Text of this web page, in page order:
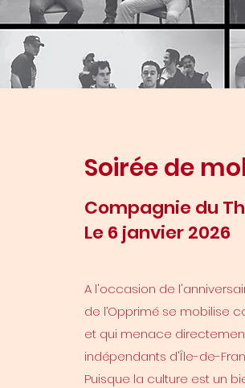
Soirée de
Compagnie du
Le 6 janvier 2026
A l'occasion de
de l’Opprimé se mobilise
et qui menace
indépendants d'Île-de-
Puisque la culture est un